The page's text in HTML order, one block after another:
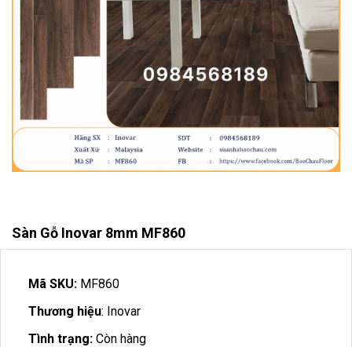
Sàn Gỗ Inovar 8mm MF860
Mã SKU: MF860
Thương hiệu: Inovar
Tình trạng: Còn hàng